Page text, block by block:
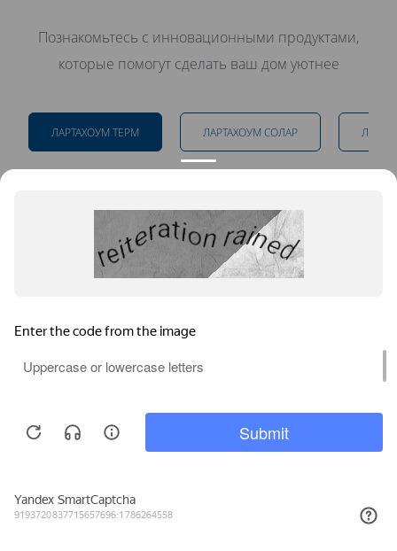
Познакомьтесь с инновационными продуктами,
которые помогут сделать ваш дом уютнее
ЛАРТАХОУМ ТЕРМ ЛАРТАХОУМ СОЛАР
Мы используем файлы cookie, метрические программы и системы
ПРИНЯТЬ